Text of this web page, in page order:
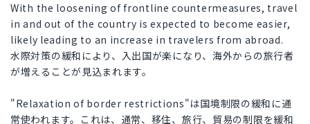
With the loosening of frontline countermeasures, travel
in and out of the country is expected to become easier,
likely leading to an increase in travelers from abroad.
水際対策の緩和により、入出国が楽になり、海外からの旅行者
が増えることが見込まれます。
"Relaxation of border restrictions"は国境制限の緩和に通
常使われます。これは、通常、移住、旅行、貿易の制限を緩和